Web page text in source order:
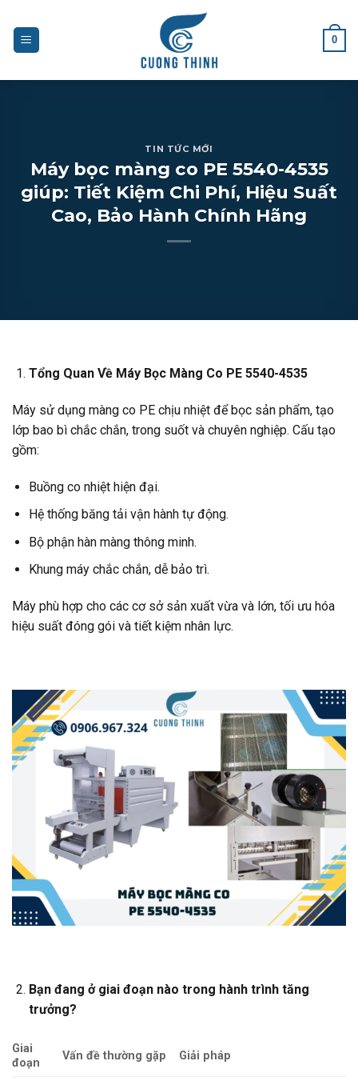
content
0
TIN TỨC MỚI
Máy bọc màng co PE 5540-4535
giúp: Tiết Kiệm Chi Phí, Hiệu Suất
Cao, Bảo Hành Chính Hãng
Tổng Quan Về Máy Bọc Màng Co PE 5540-4535
Máy sử dụng màng co PE chịu nhiệt để bọc sản phẩm, tạo
lớp bao bì chắc chắn, trong suốt và chuyên nghiệp. Cấu tạo
gồm:
Buồng co nhiệt hiện đại.
Hệ thống băng tải vận hành tự động.
Bộ phận hàn màng thông minh.
Khung máy chắc chắn, dễ bảo trì.
Máy phù hợp cho các cơ sở sản xuất vừa và lớn, tối ưu hóa
hiệu suất đóng gói và tiết kiệm nhân lực.
Bạn đang ở giai đoạn nào trong hành trình tăng
trưởng?
Giai
đoạn
Vấn đề thường gặp Giải pháp